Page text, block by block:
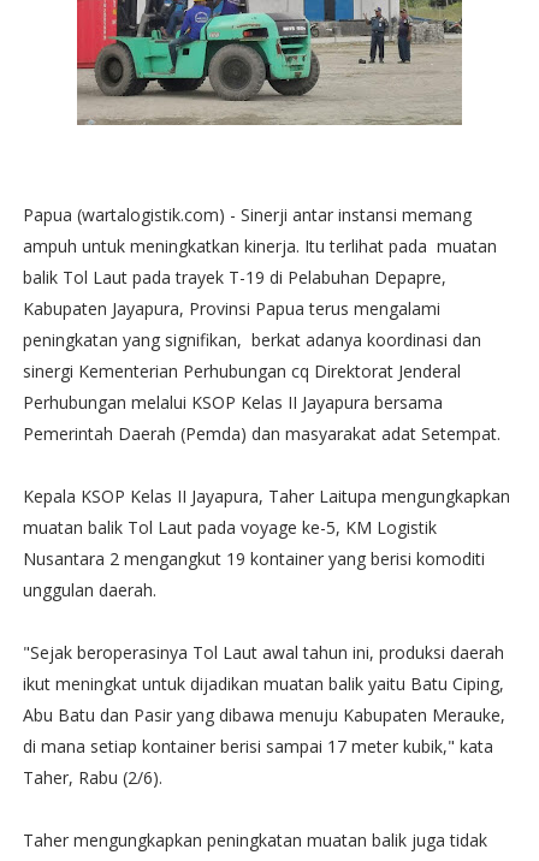
Papua (wartalogistik.com) - Sinerji antar instansi memang
ampuh untuk meningkatkan kinerja. Itu terlihat pada muatan
balik Tol Laut pada trayek T-19 di Pelabuhan Depapre,
Kabupaten Jayapura, Provinsi Papua terus mengalami
peningkatan yang signifikan, berkat adanya koordinasi dan
sinergi Kementerian Perhubungan cq Direktorat Jenderal
Perhubungan melalui KSOP Kelas II Jayapura bersama
Pemerintah Daerah (Pemda) dan masyarakat adat Setempat.
Kepala KSOP Kelas II Jayapura, Taher Laitupa mengungkapkan
muatan balik Tol Laut pada voyage ke-5, KM Logistik
Nusantara 2 mengangkut 19 kontainer yang berisi komoditi
unggulan daerah.
"Sejak beroperasinya Tol Laut awal tahun ini, produksi daerah
ikut meningkat untuk dijadikan muatan balik yaitu Batu Ciping,
Abu Batu dan Pasir yang dibawa menuju Kabupaten Merauke,
di mana setiap kontainer berisi sampai 17 meter kubik," kata
Taher, Rabu (2/6).
Taher mengungkapkan peningkatan muatan balik juga tidak